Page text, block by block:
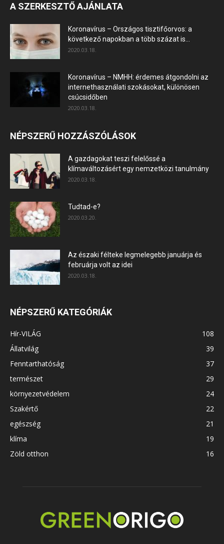
A SZERKESZTŐ AJÁNLATA
Koronavírus – Országos tisztifőorvos: a
következő napokban a több százat is...
2020.03.18.
Koronavírus – NMHH: érdemes átgondolni az
internethasználati szokásokat, különösen
csúcsidőben
2020.03.18.
NÉPSZERŰ HOZZÁSZÓLÁSOK
A gazdagokat teszi felelőssé a
klímaváltozásért egy nemzetközi tanulmány
2020.03.18.
Tudtad-e?
2020.03.20.
Az északi félteke legmelegebb januárja és
februárja volt az idei
2020.03.18.
NÉPSZERŰ KATEGÓRIÁK
Hír-VILÁG
108
Állatvilág
39
Fenntarthatóság
37
természet
29
környezetvédelem
24
Szakértő
22
egészség
21
klíma
19
Zöld otthon
16